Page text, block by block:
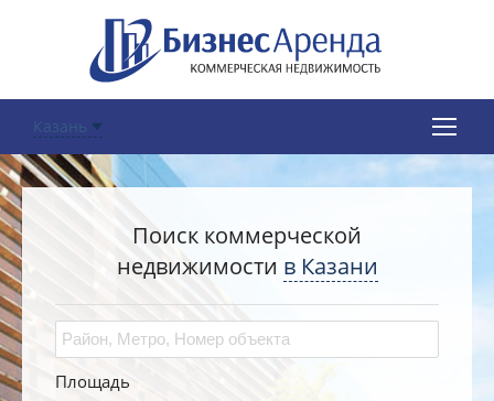
Казань
Поиск коммерческой
недвижимости в Казани
Площадь